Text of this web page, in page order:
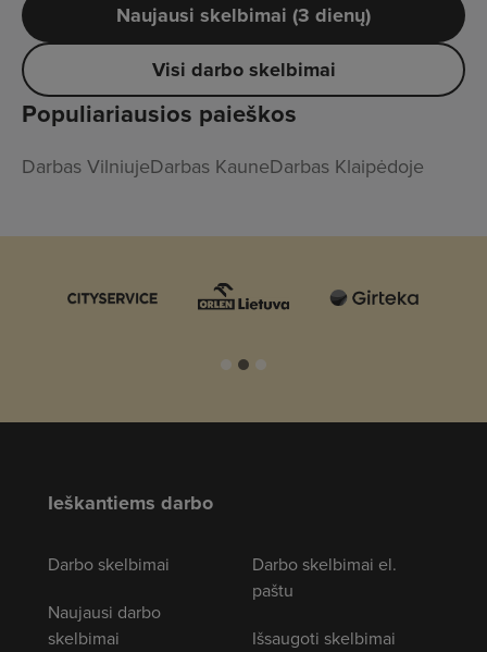
Naujausi skelbimai (3 dienų)
Visi darbo skelbimai
Populiariausios paieškos
Darbas VilniujeDarbas KauneDarbas Klaipėdoje
Ieškantiems darbo
Darbo skelbimai
Naujausi darbo
skelbimai
Darbo skelbimai el.
paštu
Išsaugoti skelbimai